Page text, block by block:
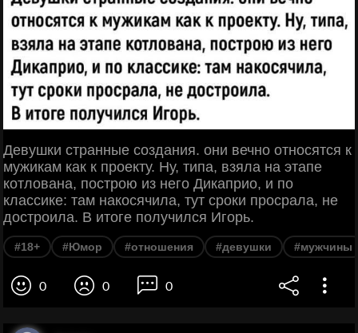
Девушки странные создания. они вечно относятся к
мужикам как к проекту. Ну, типа, взяла на этапе
котлована, построю из него Дикаприо, и по
классике: там накосячила, тут сроки просрала, не
достроила. В итоге получился Игорь.
#18+ #Юмор #отношения #девушки #мужчины
0 0 0